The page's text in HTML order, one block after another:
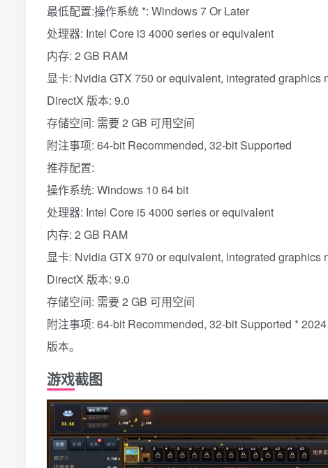
最低配置:操作系统 *: Windows 7 Or Later
处理器: Intel Core i3 4000 series or equivalent
内存: 2 GB RAM
显卡: Nvidia GTX 750 or equivalent, integrated graphics
DirectX 版本: 9.0
存储空间: 需要 2 GB 可用空间
附注事项: 64-bit Recommended, 32-bit Supported
推荐配置:
操作系统: Windows 10 64 bit
处理器: Intel Core i5 4000 series or equivalent
内存: 2 GB RAM
显卡: Nvidia GTX 970 or equivalent, integrated graphics
DirectX 版本: 9.0
存储空间: 需要 2 GB 可用空间
附注事项: 64-bit Recommended, 32-bit Supported *
版本。
游戏截图